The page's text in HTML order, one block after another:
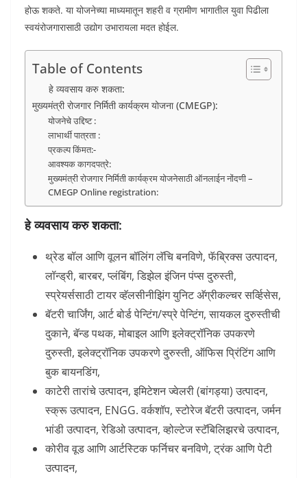
होऊ शकते. या योजनेच्या माध्यमातून शहरी व ग्रामीण भागातील युवा पिढीला
स्वयंरोजगारासाठी उद्योग उभारायला मदत होईल.
Table of Contents
हे व्यवसाय करु शकता:
मुख्यमंत्री रोजगार निर्मिती कार्यक्रम योजना (CMEGP):
योजनेचे उद्दिष्ट :
लाभार्थी पात्रता :
प्रकल्प किंमत:-
आवश्यक कागदपत्रे:
मुख्यमंत्री रोजगार निर्मिती कार्यक्रम योजनेसाठी ऑनलाईन नोंदणी –
CMEGP Online registration:
हे व्यवसाय करु शकता:
थ्रेड बॉल आणि वूलन बॉलिंग लॅचि बनविणे, फॅब्रिक्स उत्पादन,
लॉन्ड्री, बारबर, प्लंबिंग, डिझेल इंजिन पंप्स दुरुस्ती,
स्प्रेयर्ससाठी टायर व्हॅलसीनीझिंग युनिट अ‍ॅग्रीकल्चर सर्व्हिसेस,
बॅटरी चार्जिंग, आर्ट बोर्ड पेन्टिंग/स्प्रे पेन्टिंग, सायकल दुरुस्तीची
दुकाने, बॅन्ड पथक, मोबाइल आणि इलेक्ट्रॉनिक उपकरणे
दुरुस्ती, इलेक्ट्रॉनिक उपकरणे दुरुस्ती, ऑफिस प्रिंटिंग आणि
बुक बायनडिंग,
काटेरी तारांचे उत्पादन, इमिटेशन ज्वेलरी (बांगड्या) उत्पादन,
स्क्रू उत्पादन, ENGG. वर्कशॉप, स्टोरेज बॅटरी उत्पादन, जर्मन
भांडी उत्पादन, रेडिओ उत्पादन, व्होल्टेज स्टॅबिलिझरचे उत्पादन,
कोरीव वूड आणि आर्टस्टिक फर्निचर बनविणे, ट्रंक आणि पेटी
उत्पादन,